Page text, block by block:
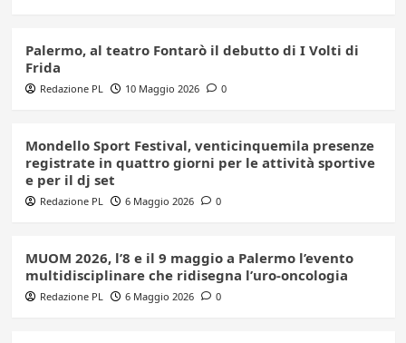
Palermo, al teatro Fontarò il debutto di I Volti di
Frida
Redazione PL 10 Maggio 2026 0
Mondello Sport Festival, venticinquemila presenze
registrate in quattro giorni per le attività sportive
e per il dj set
Redazione PL 6 Maggio 2026 0
MUOM 2026, l’8 e il 9 maggio a Palermo l’evento
multidisciplinare che ridisegna l’uro-oncologia
Redazione PL 6 Maggio 2026 0